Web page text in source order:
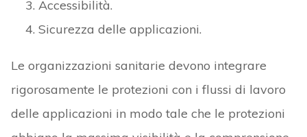
considerando che la sicurezza delle applicazioni
dei dispositivi medici è fondamentale per
prevenire le violazioni degli stessi.
Di fatto, un architettura zero-trust è una sorta di
ecosistema di soluzioni che, in modo orchestrato,